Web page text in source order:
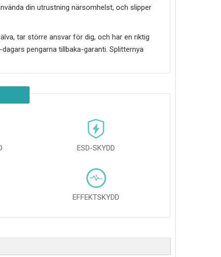
din utrustning närsomhelst, och slipper
tar större ansvar för dig, och har en riktig
pengarna tillbaka-garanti. Splitternya
ESD-SKYDD
EFFEKTSKYDD